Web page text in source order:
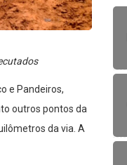
e Pandeiros,
outros pontos da
da via. A